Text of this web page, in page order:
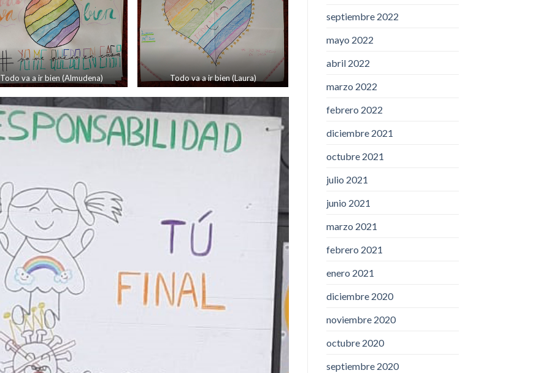
Todo va a ir bien (Almudena) Todo va a ir bien (Laura)
septiembre 2022
mayo 2022
abril 2022
marzo 2022
febrero 2022
diciembre 2021
octubre 2021
julio 2021
junio 2021
marzo 2021
febrero 2021
enero 2021
diciembre 2020
noviembre 2020
octubre 2020
septiembre 2020